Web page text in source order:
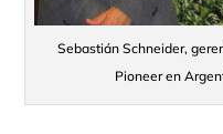
Sebastián Schneider,
Pioneer en